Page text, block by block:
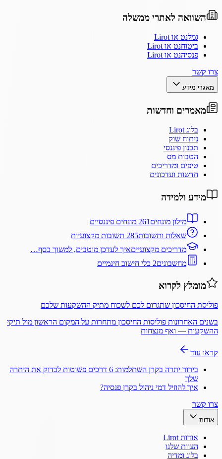
השוואה לאתרי ממשלה
גמלנט או Lirot
ביטוחנט או Lirot
פנסיהנט או Lirot
צרו קשר
מאגרי מידע
מאמרים וחדשות
בלוג Lirot
ניתוח שוק
תכנון פיננסי
הטבות מס
טיפים ומדריכים
חדשות ועדכונים
מידע ולמידה
מילון מונחים 261 מונחים פיננסיים
שאלות ותשובות285 תשובות מקצועיות
מדריכים מקצועייםאיך לעדכן מוטבים, למשוך כסף…
מחשבונים2 כלי חישוב חינמיים
מומלץ לקרוא
פוליסת החיסכון שתגרום לכם לשכוח מתיק ההשקעות שלכם
בשנים האחרונות פוליסות החיסכון מתחרות על המקום הראשון מול תיקי
ההשקעות — ואף מנצחות
קראו עוד
בירור יתרה בקרן השתלמות: 6 דרכים פשוטות לבדוק את היתרה
שלך
איך להוזיל דמי ניהול בקרן פנסיה?
צרו קשר
אודות
אודות Lirot
הצוות שלנו
בלוג ומדיה